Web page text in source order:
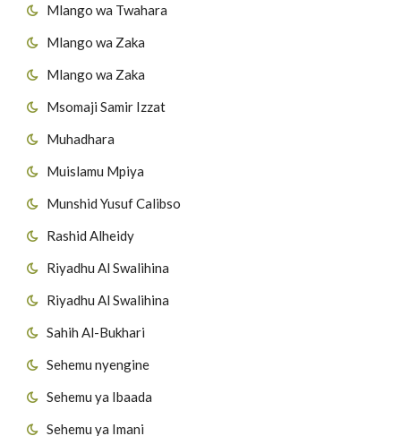
Mlango wa Twahara
Mlango wa Zaka
Mlango wa Zaka
Msomaji Samir Izzat
Muhadhara
Muislamu Mpiya
Munshid Yusuf Calibso
Rashid Alheidy
Riyadhu Al Swalihina
Riyadhu Al Swalihina
Sahih Al-Bukhari
Sehemu nyengine
Sehemu ya Ibaada
Sehemu ya Imani